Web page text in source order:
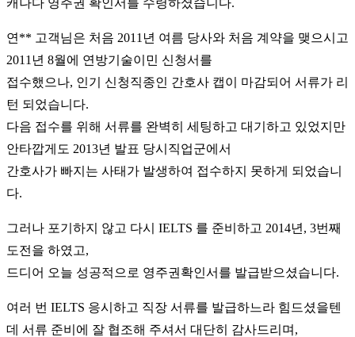
연** 고객님은 처음 2011년 여름 당사와 처음 계약을 맺으시고
2011년 8월에 연방기술이민 신청서를
접수했으나, 인기 신청직종인 간호사 캡이 마감되어 서류가 리
턴 되었습니다.
다음 접수를 위해 서류를 완벽히 세팅하고 대기하고 있었지만
안타깝게도 2013년 발표 당시직업군에서
간호사가 빠지는 사태가 발생하여 접수하지 못하게 되었습니
다.
그러나 포기하지 않고 다시 IELTS 를 준비하고 2014년, 3번째
도전을 하였고,
드디어 오늘 성공적으로 영주권확인서를 발급받으셨습니다.
여러 번 IELTS 응시하고 직장 서류를 발급하느라 힘드셨을텐
데 서류 준비에 잘 협조해 주셔서 대단히 감사드리며,